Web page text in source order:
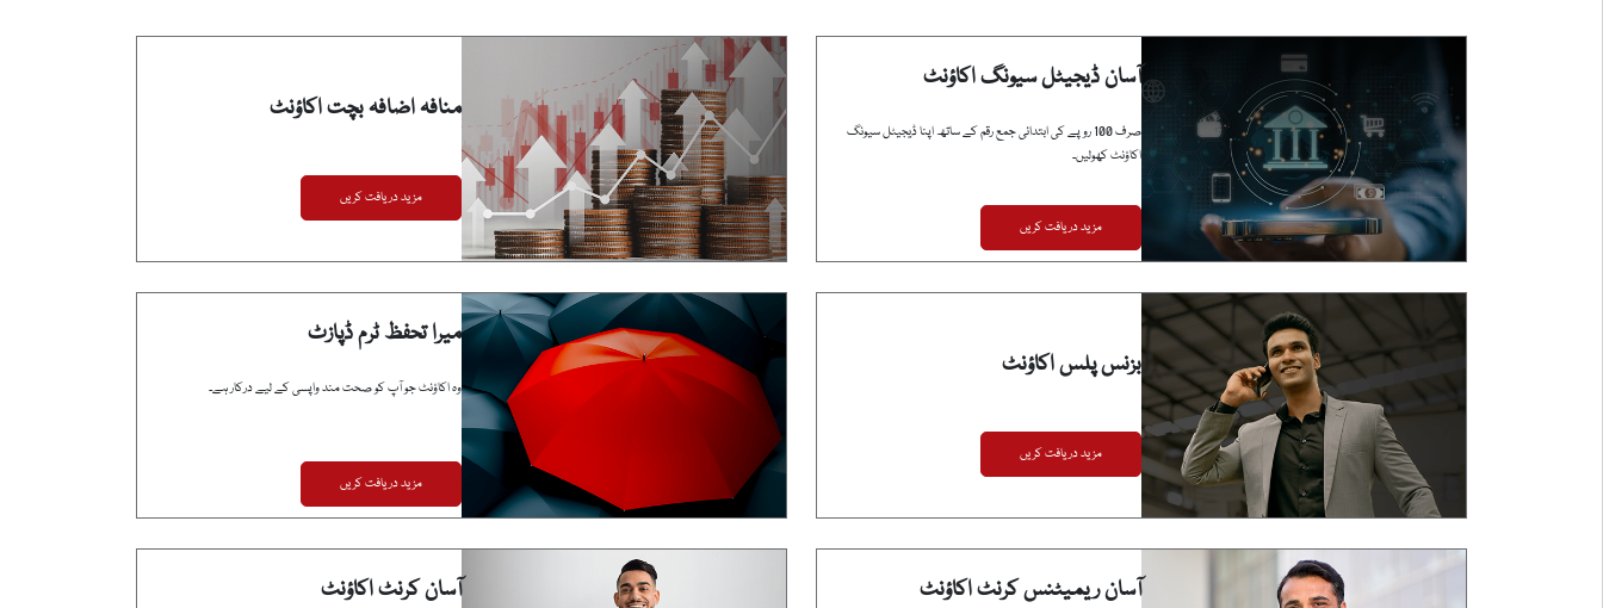
آسان ڈیجیٹل سیونگ اکاؤنٹ
صرف 100 روپے کی ابتدائی جمع رقم کے ساتھ اپنا ڈیجیٹل سیونگ
اکاؤنٹ کھولیں۔
مزید دریافت کریں
منافہ اضافہ بچت اکاؤنٹ
مزید دریافت کریں
بزنس پلس اکاؤنٹ
مزید دریافت کریں
میرا تحفظ ٹرم ڈپازٹ
وہ اکاؤنٹ جو آپ کو صحت مند واپسی کے لیے درکار ہے۔
مزید دریافت کریں
آسان ریمیٹنس کرنٹ اکاؤنٹ آسان کرنٹ اکاؤنٹ